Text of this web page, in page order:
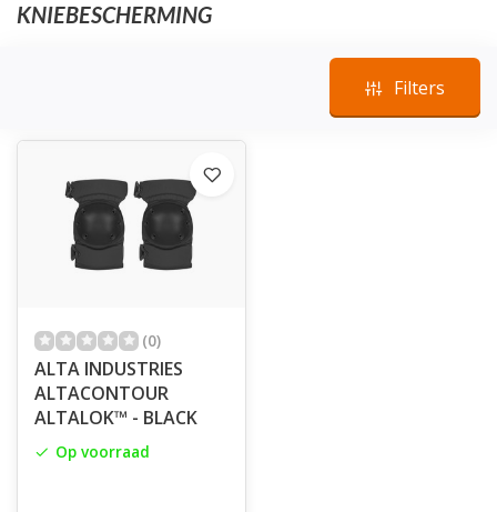
KNIEBESCHERMING
Filters
(0)
ALTA INDUSTRIES
ALTACONTOUR
ALTALOK™ - BLACK
Op voorraad